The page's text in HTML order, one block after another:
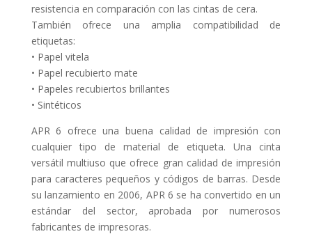
resistencia en comparación con las cintas de cera.
También ofrece una amplia compatibilidad de
etiquetas:
• Papel vitela
• Papel recubierto mate
• Papeles recubiertos brillantes
• Sintéticos
APR 6 ofrece una buena calidad de impresión con
cualquier tipo de material de etiqueta. Una cinta
versátil multiuso que ofrece gran calidad de impresión
para caracteres pequeños y códigos de barras. Desde
su lanzamiento en 2006, APR 6 se ha convertido en un
estándar del sector, aprobada por numerosos
fabricantes de impresoras.